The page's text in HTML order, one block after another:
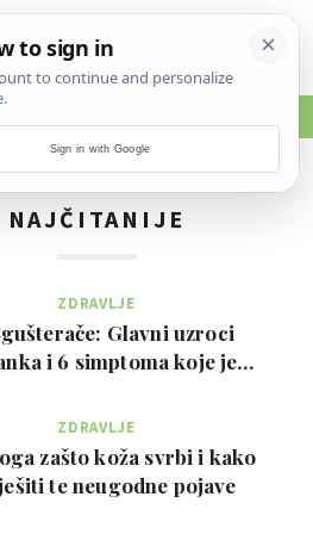
NAJČITANIJE
ZDRAVLJE
Glavni uzroci
i 6 simptoma koje je
ZDRAVLJE
zašto koža svrbi i kako
te neugodne pojave
Sign in with Google